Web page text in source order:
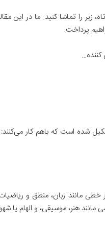
زیر را تماشا کنید. ما در این
پرداخت.
شده است که باهم کار
خطی مانند زبان، منطق و
مانند هنر، موسیقی، و الهام یا